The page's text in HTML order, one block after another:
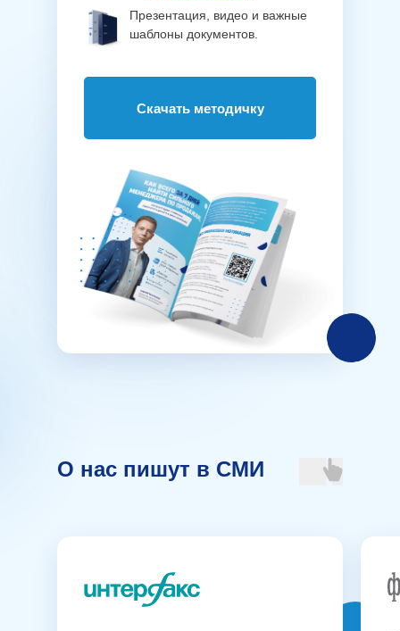
Презентация, видео и важные
шаблоны документов.
Скачать методичку
О нас пишут в СМИ